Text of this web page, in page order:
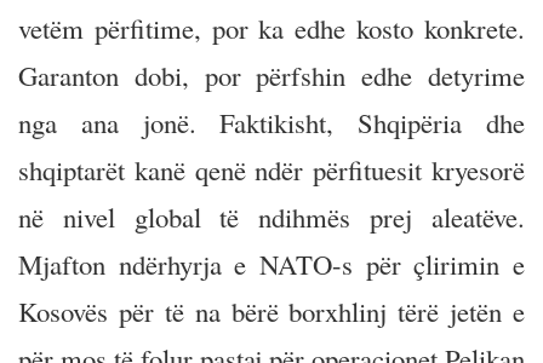
vetëm përfitime, por ka edhe kosto konkrete.
Garanton dobi, por përfshin edhe detyrime
nga ana jonë. Faktikisht, Shqipëria dhe
shqiptarët kanë qenë ndër përfituesit kryesorë
në nivel global të ndihmës prej aleatëve.
Mjafton ndërhyrja e NATO-s për çlirimin e
Kosovës për të na bërë borxhlinj tërë jetën e